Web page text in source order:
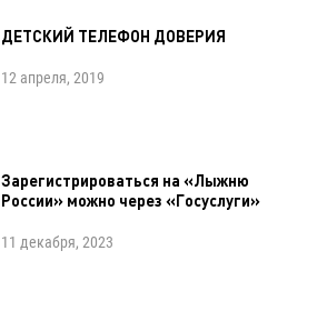
ДЕТСКИЙ ТЕЛЕФОН ДОВЕРИЯ
12 апреля, 2019
Зарегистрироваться на «Лыжню
России» можно через «Госуслуги»
11 декабря, 2023